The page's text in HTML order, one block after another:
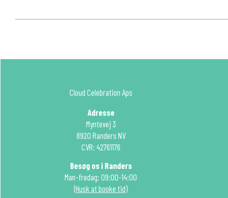
Cloud Celebration Aps
Adresse
Myntevej 3
8920 Randers NV
CVR: 42761176
Besøg os i Randers
Man-fredag: 09:00-14:00
(Husk at booke tid)